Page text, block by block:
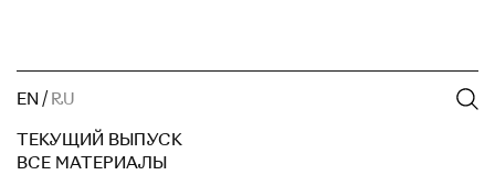
EN / RU
ТЕКУЩИЙ ВЫПУСК
ВСЕ МАТЕРИАЛЫ